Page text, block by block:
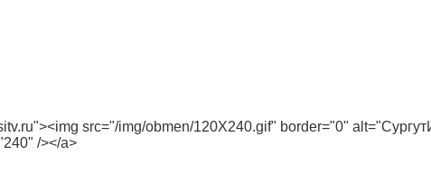
src="/img/obmen/120X240.gif" border="0"
/></a>